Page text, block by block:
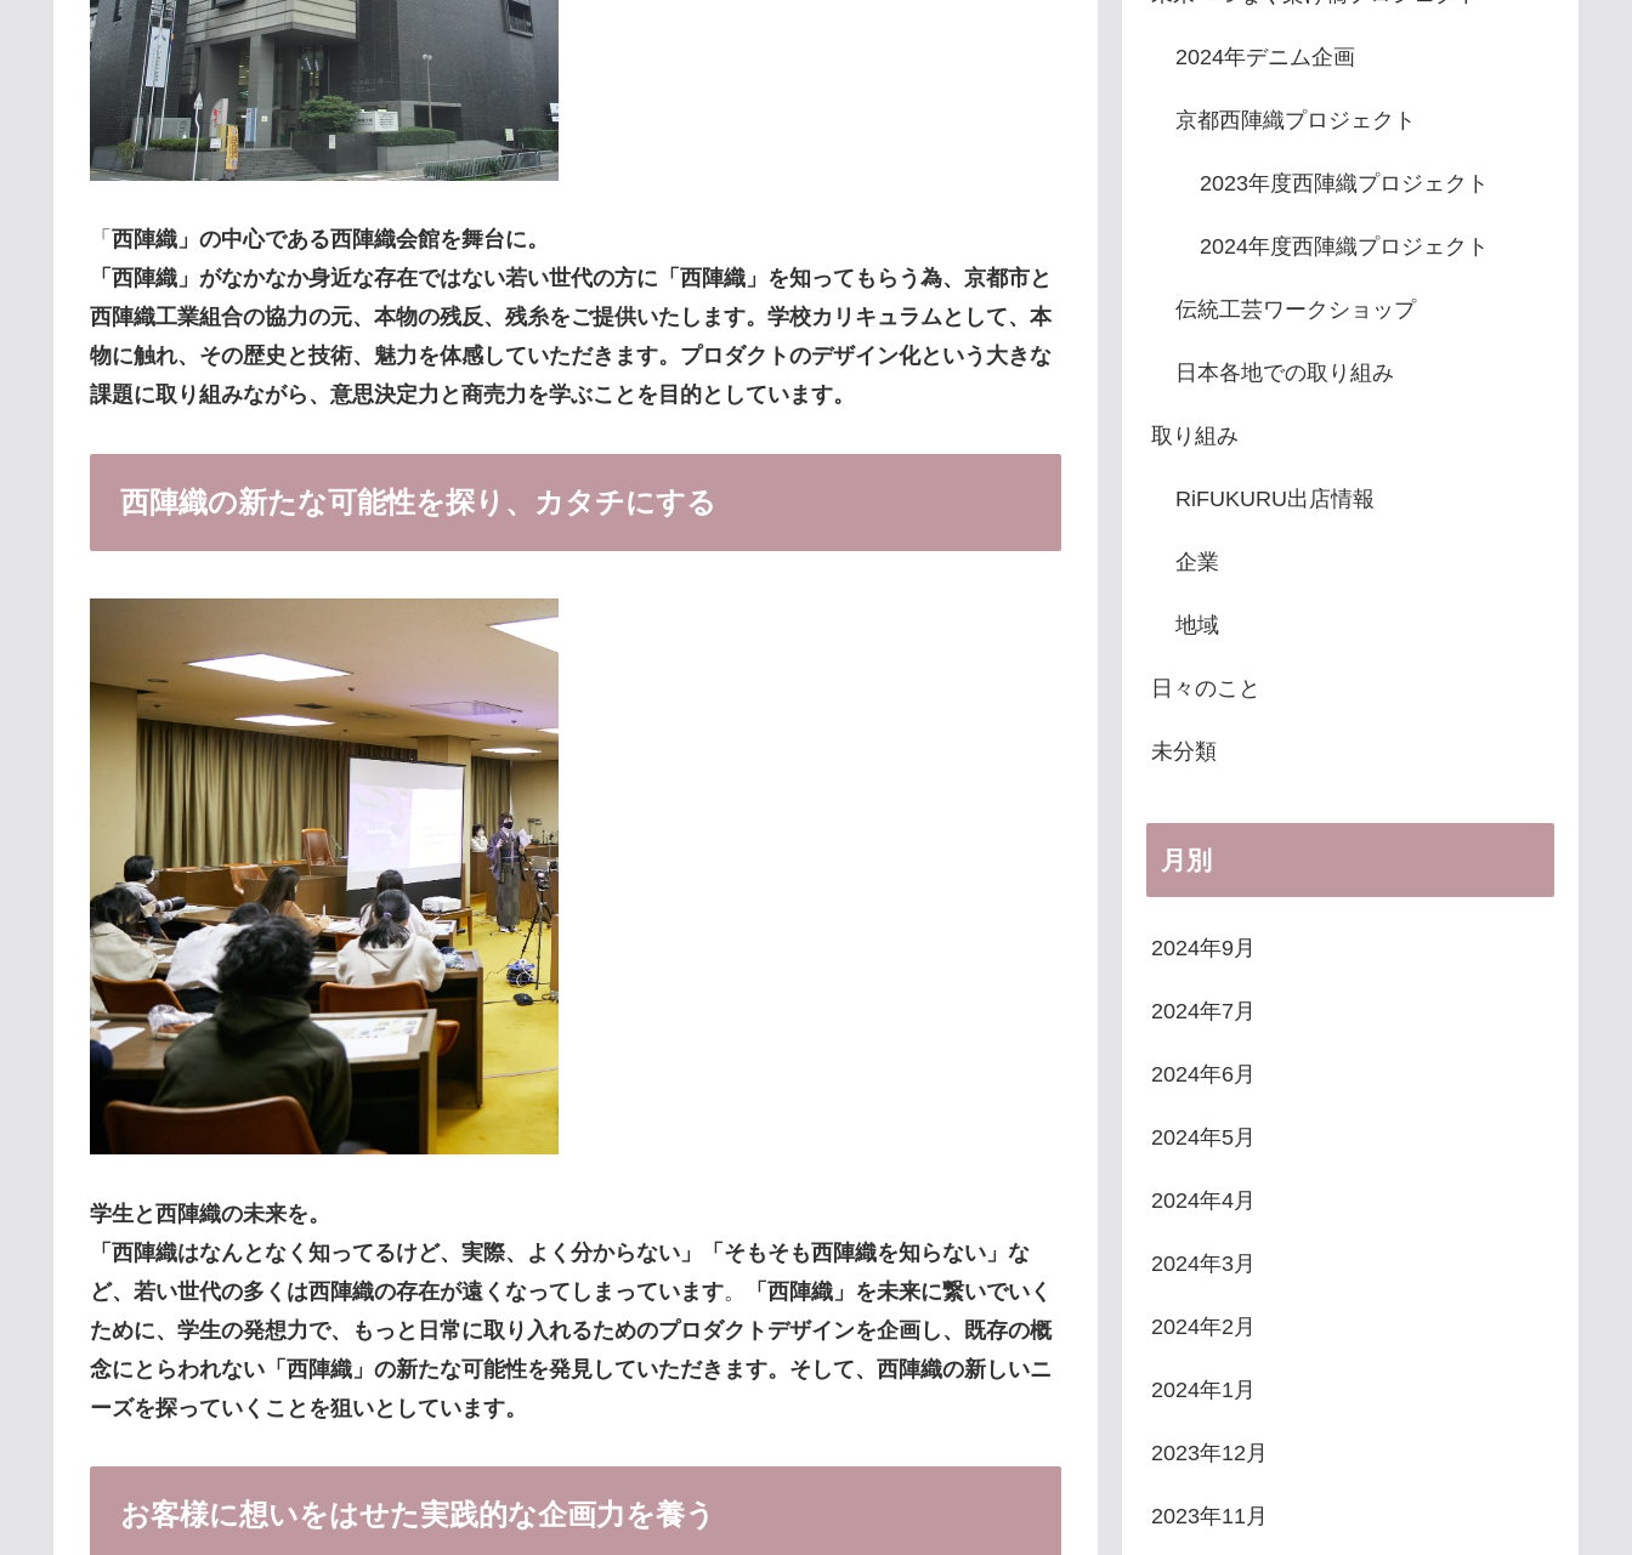
「 西陣織」の中心である西陣織会館を舞台に。
「西陣織」がなかなか身近な存在ではない若い世代の方に「西陣織」を知ってもらう為、京都市と
西陣織工業組合の協力の元、本物の残反、残糸をご提供いたします。学校カリキュラムとして、本
物に触れ、その歴史と技術、魅力を体感していただきます。プロダクトのデザイン化という大きな
課題に取り組みながら、意思決定力と商売力を学ぶことを目的としています。
西陣織の新たな可能性を探り、カタチにする
学生と西陣織の未来を。
「西陣織はなんとなく知ってるけど、実際、よく分からない」「そもそも西陣織を知らない」な
ど、若い世代の多くは西陣織の存在が遠くなってしまっています。
「西陣織」を未来に繋いでいく
ために、学生の発想力で、もっと日常に取り入れるためのプロダクトデザインを企画し、既存の概
念にとらわれない「西陣織」の新たな可能性を発見していただきます。そして、西陣織の新しいニ
ーズを探っていくことを狙いとしています。
お客様に想いをはせた実践的な企画力を養う
2024年デニム企画
京都西陣織プロジェクト
2023年度西陣織プロジェクト
2024年度西陣織プロジェクト
伝統工芸ワークショップ
日本各地での取り組み
取り組み
RiFUKURU出店情報
企業
地域
日々のこと
未分類
月別
2024年9月
2024年7月
2024年6月
2024年5月
2024年4月
2024年3月
2024年2月
2024年1月
2023年12月
2023年11月